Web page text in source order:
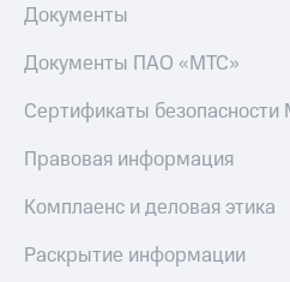
Документы
Документы ПАО «МТС»
Сертификаты
Правовая информация
Комплаенс и деловая этика
Раскрытие информации